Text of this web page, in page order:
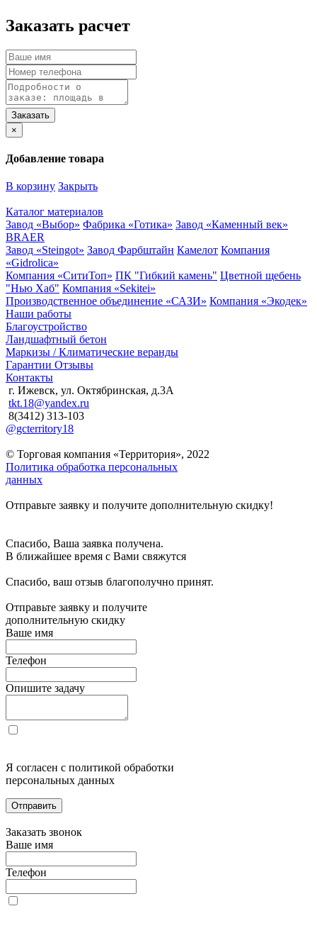
Заказать расчет
×
Добавление товара
В корзину Закрыть
Каталог материалов
Завод «Выбор» Фабрика «Готика» Завод «Каменный век»
BRAER
Завод «Steingot» Завод Фарбштайн Камелот Компания
«Gidrolica»
Компания «СитиТоп» ПК "Гибкий камень" Цветной щебень
"Нью Хаб" Компания «Sekitei»
Производственное объединение «САЗИ» Компания «Экодек»
Наши работы
Благоустройство
Ландшафтный бетон
Маркизы / Климатические веранды
Гарантии Отзывы
Контакты
г. Ижевск, ул. Октябринская, д.3А
tkt.18@yandex.ru
8(3412) 313-103
@gcterritory18
© Торговая компания «Территория», 2022
Политика обработка персональных
данных
Отправьте заявку и получите дополнительную скидку!
Спасибо, Ваша заявка получена.
В ближайшее время с Вами свяжутся
Спасибо, ваш отзыв благополучно принят.
Отправьте заявку и получите
дополнительную скидку
Ваше имя
Телефон
Опишите задачу
Я согласен с политикой обработки
персональных данных
Отправить
Заказать звонок
Ваше имя
Телефон